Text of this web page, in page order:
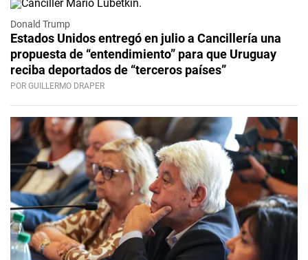
Donald Trump
Estados Unidos entregó en julio a Cancillería una
propuesta de “entendimiento” para que Uruguay
reciba deportados de “terceros países”
POR GUILLERMO DRAPER